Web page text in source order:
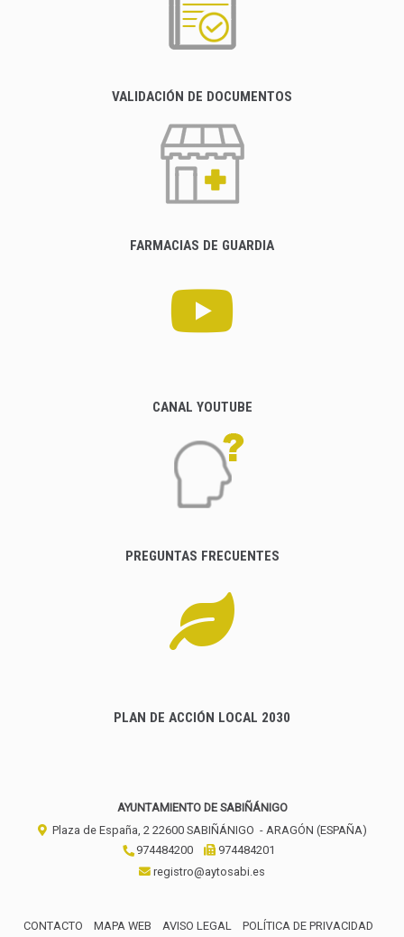
VALIDACIÓN DE DOCUMENTOS
FARMACIAS DE GUARDIA
CANAL YOUTUBE
PREGUNTAS FRECUENTES
PLAN DE ACCIÓN LOCAL 2030
AYUNTAMIENTO DE SABIÑÁNIGO
Plaza de España, 2 22600 SABIÑÁNIGO - ARAGÓN (ESPAÑA)
974484200
974484201
registro@aytosabi.es
CONTACTO MAPA WEB AVISO LEGAL POLÍTICA DE PRIVACIDAD